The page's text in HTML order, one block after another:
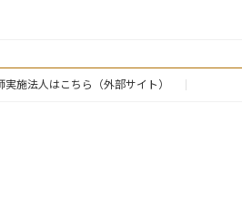
実施法人はこちら（外部サイト）